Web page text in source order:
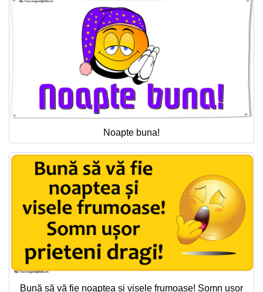
Noapte buna!
Bună să vă fie noaptea și visele frumoase! Somn ușor